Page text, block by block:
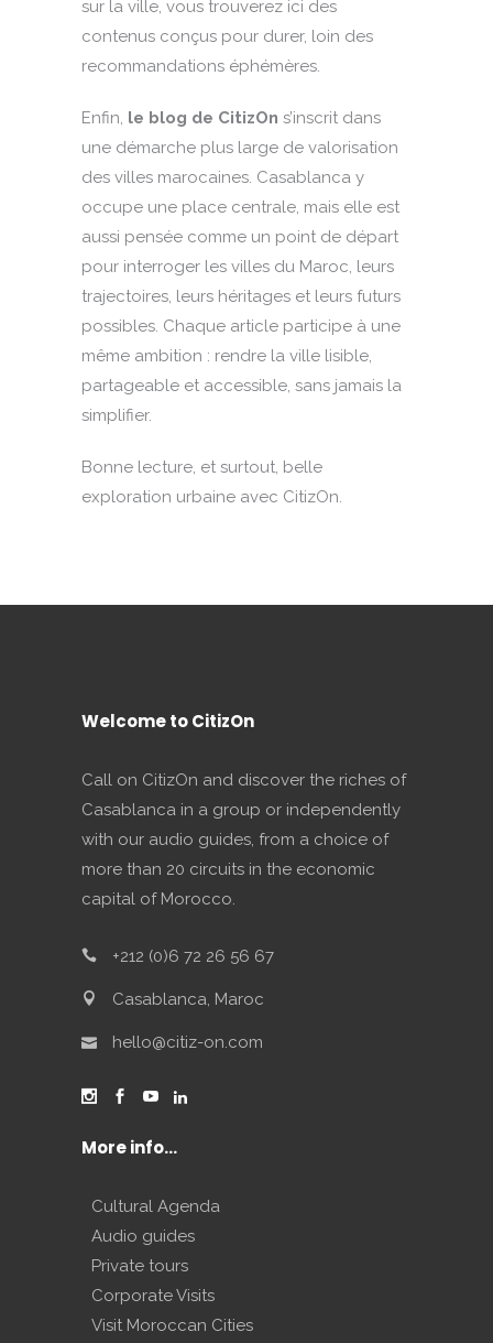
sur la ville, vous trouverez ici des
contenus conçus pour durer, loin des
recommandations éphémères.
Enfin, le blog de CitizOn s’inscrit dans
une démarche plus large de valorisation
des villes marocaines. Casablanca y
occupe une place centrale, mais elle est
aussi pensée comme un point de départ
pour interroger les villes du Maroc, leurs
trajectoires, leurs héritages et leurs futurs
possibles. Chaque article participe à une
même ambition : rendre la ville lisible,
partageable et accessible, sans jamais la
simplifier.
Bonne lecture, et surtout, belle
exploration urbaine avec CitizOn.
Welcome to CitizOn
Call on CitizOn and discover the riches of
Casablanca in a group or independently
with our audio guides, from a choice of
more than 20 circuits in the economic
capital of Morocco.
+212 (0)6 72 26 56 67
Casablanca, Maroc
hello@citiz-on.com
More info…
Cultural Agenda
Audio guides
Private tours
Corporate Visits
Visit Moroccan Cities